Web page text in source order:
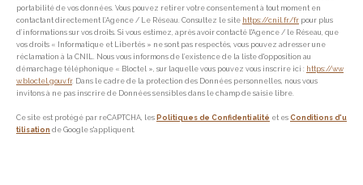
portabilité de vos données. Vous pouvez retirer votre consentement à tout moment en
contactant directement l’Agence / Le Réseau. Consultez le site https://cnil.fr/fr pour plus
d’informations sur vos droits. Si vous estimez, après avoir contacté l'Agence / le Réseau, que
vos droits « Informatique et Libertés » ne sont pas respectés, vous pouvez adresser une
réclamation à la CNIL. Nous vous informons de l’existence de la liste d'opposition au
démarchage téléphonique « Bloctel », sur laquelle vous pouvez vous inscrire ici : https://ww
w.bloctel.gouv.fr. Dans le cadre de la protection des Données personnelles, nous vous
invitons à ne pas inscrire de Données sensibles dans le champ de saisie libre.
Ce site est protégé par reCAPTCHA, les Politiques de Confidentialité et es Conditions d'u
tilisation de Google s'appliquent.